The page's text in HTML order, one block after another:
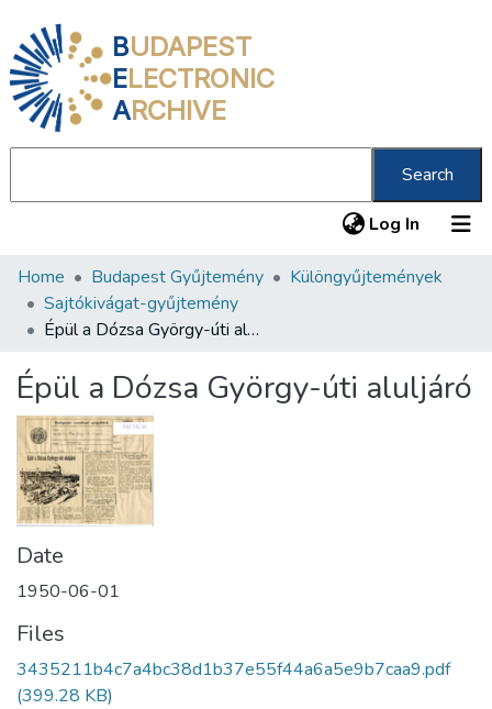
BUDAPEST
ELECTRONIC
ARCHIVE
Search
Log In (current)
Communities & Collections
All of DSpace
Statistics
About us
Home Budapest Gyűjtemény
Különgyűjtemények
Sajtókivágat-gyűjtemény
Épül a Dózsa György-úti aluljáró
Épül a Dózsa György-úti aluljáró
Date
1950-06-01
Files
3435211b4c7a4bc38d1b37e55f44a6a5e9b7caa9.pdf
(399.28 KB)